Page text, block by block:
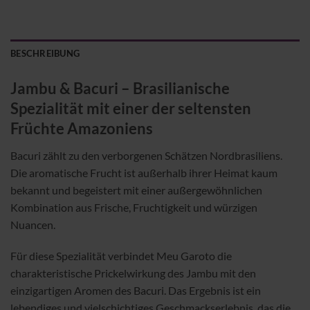
BESCHREIBUNG
Jambu & Bacuri – Brasilianische
Spezialität mit einer der seltensten
Früchte Amazoniens
Bacuri zählt zu den verborgenen Schätzen Nordbrasiliens.
Die aromatische Frucht ist außerhalb ihrer Heimat kaum
bekannt und begeistert mit einer außergewöhnlichen
Kombination aus Frische, Fruchtigkeit und würzigen
Nuancen.
Für diese Spezialität verbindet Meu Garoto die
charakteristische Prickelwirkung des Jambu mit den
einzigartigen Aromen des Bacuri. Das Ergebnis ist ein